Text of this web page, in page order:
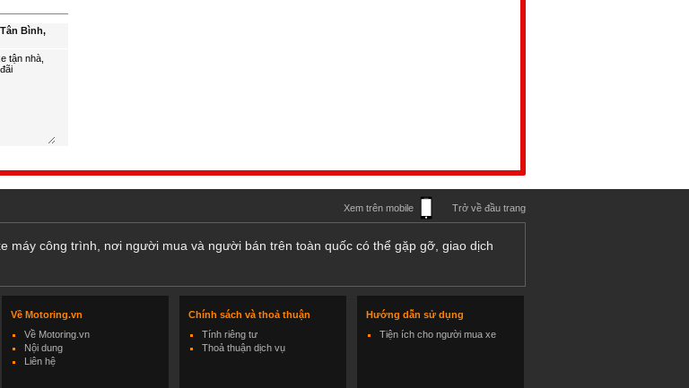
Bình,
Xem trên mobile Trở về đầu trang
máy công trình, nơi người mua và người bán trên toàn quốc có thể gặp gỡ, giao dịch
Về Motoring.vn
Về Motoring.vn
Nội dung
Liên hệ
Chính sách và thoả thuận
Tính riêng tư
Thoả thuận dịch vụ
Hướng dẫn sử dụng
Tiện ích cho người mua xe